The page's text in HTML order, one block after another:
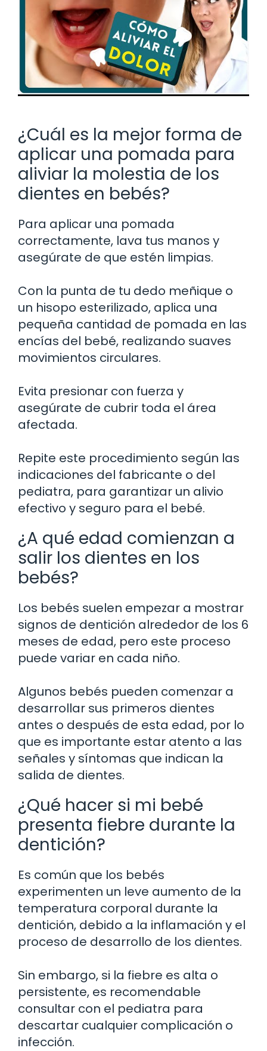
¿Cuál es la mejor forma de
aplicar una pomada para
aliviar la molestia de los
dientes en bebés?
Para aplicar una pomada
correctamente, lava tus manos y
asegúrate de que estén limpias.
Con la punta de tu dedo meñique o
un hisopo esterilizado, aplica una
pequeña cantidad de pomada en las
encías del bebé, realizando suaves
movimientos circulares.
Evita presionar con fuerza y
asegúrate de cubrir toda el área
afectada.
Repite este procedimiento según las
indicaciones del fabricante o del
pediatra, para garantizar un alivio
efectivo y seguro para el bebé.
¿A qué edad comienzan a
salir los dientes en los
bebés?
Los bebés suelen empezar a mostrar
signos de dentición alrededor de los 6
meses de edad, pero este proceso
puede variar en cada niño.
Algunos bebés pueden comenzar a
desarrollar sus primeros dientes
antes o después de esta edad, por lo
que es importante estar atento a las
señales y síntomas que indican la
salida de dientes.
¿Qué hacer si mi bebé
presenta fiebre durante la
dentición?
Es común que los bebés
experimenten un leve aumento de la
temperatura corporal durante la
dentición, debido a la inflamación y el
proceso de desarrollo de los dientes.
Sin embargo, si la fiebre es alta o
persistente, es recomendable
consultar con el pediatra para
descartar cualquier complicación o
infección.